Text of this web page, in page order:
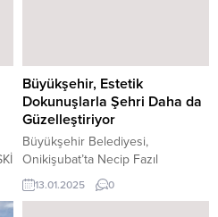
Büyükşehir, Estetik
Dokunuşlarla Şehri Daha da
Güzelleştiriyor
Büyükşehir Belediyesi,
Onikişubat’ta Necip Fazıl
Kısakürek Kültür Merkezi
önündeki kavşağın görsel
13.01.2025 0